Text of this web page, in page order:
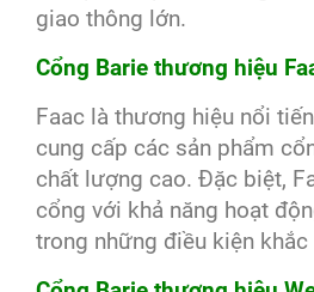
giao thông lớn.
Cổng Barie thương hiệu
Faac là thương hiệu nổi
cung cấp các sản phẩm
chất lượng cao. Đặc biệt,
cổng với khả năng hoạt
trong những điều kiện khắc